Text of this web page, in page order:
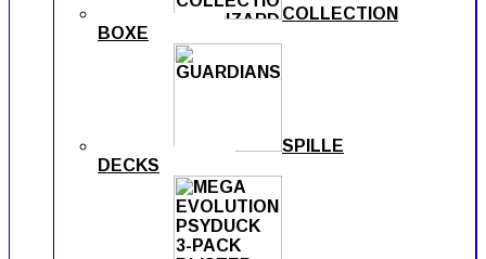
COLLECTION
BOXE
SPILLE
DECKS